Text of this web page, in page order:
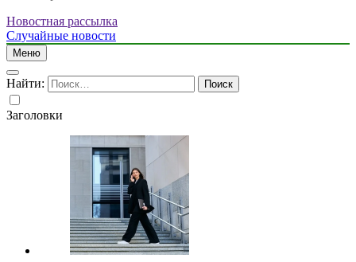
Новостная рассылка
Случайные новости
Меню
Найти:
Заголовки